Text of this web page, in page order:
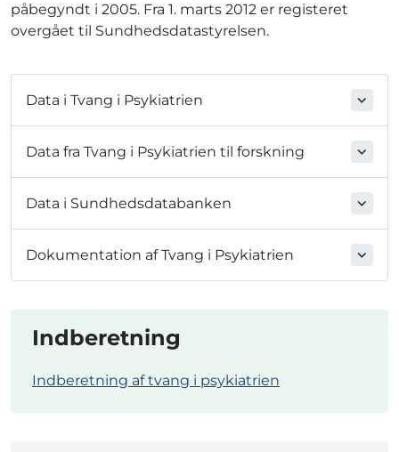
påbegyndt i 2005. Fra 1. marts 2012 er registeret
overgået til Sundhedsdatastyrelsen.
Data i Tvang i Psykiatrien
Data fra Tvang i Psykiatrien til forskning
Data i Sundhedsdatabanken
Dokumentation af Tvang i Psykiatrien
Indberetning
Indberetning af tvang i psykiatrien